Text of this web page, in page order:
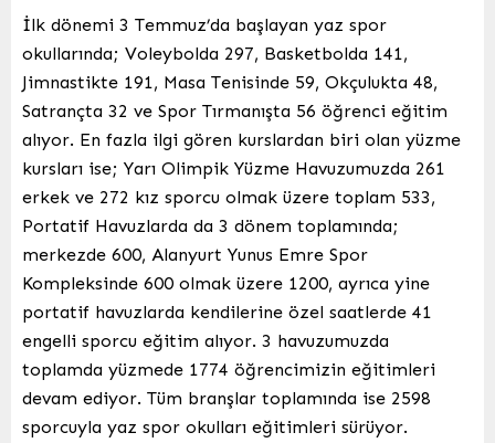
İlk dönemi 3 Temmuz’da başlayan yaz spor
okullarında; Voleybolda 297, Basketbolda 141,
Jimnastikte 191, Masa Tenisinde 59, Okçulukta 48,
Satrançta 32 ve Spor Tırmanışta 56 öğrenci eğitim
alıyor. En fazla ilgi gören kurslardan biri olan yüzme
kursları ise; Yarı Olimpik Yüzme Havuzumuzda 261
erkek ve 272 kız sporcu olmak üzere toplam 533,
Portatif Havuzlarda da 3 dönem toplamında;
merkezde 600, Alanyurt Yunus Emre Spor
Kompleksinde 600 olmak üzere 1200, ayrıca yine
portatif havuzlarda kendilerine özel saatlerde 41
engelli sporcu eğitim alıyor. 3 havuzumuzda
toplamda yüzmede 1774 öğrencimizin eğitimleri
devam ediyor. Tüm branşlar toplamında ise 2598
sporcuyla yaz spor okulları eğitimleri sürüyor.